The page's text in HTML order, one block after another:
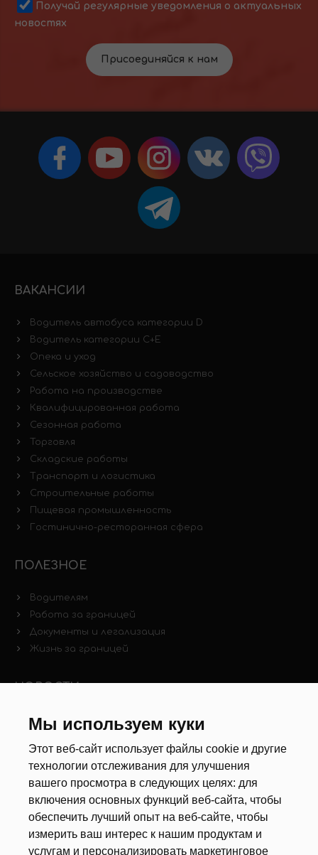
Мы используем куки
Этот веб-сайт использует файлы cookie и другие
технологии отслеживания для улучшения
вашего просмотра в следующих целях: для
включения основных функций веб-сайта, чтобы
обеспечить лучший опыт на веб-сайте, чтобы
измерить ваш интерес к нашим продуктам и
услугам и персонализировать маркетинговое
Получай регулярные уведомления о актуальных
новостях
Присоединяйся к нам
ВАКАНСИИ
Водитель автобуса категории D
Водитель категории C+E
Опека и уход
Сельское хозяйство и садоводство
Работа на производстве
Квалифицированная работа
Сезонная работа
Торговля
Складские работы
Транспорт и логистика
Строительные работы
Пищевая промышленность
Гостинично-ресторанная сфера
ПОЛЕЗНОЕ
Водителям
Работа за границей
Документы и легализация
Жизнь за границей
Новости рынка труда
Анкета
Калькулятор дат
Документы